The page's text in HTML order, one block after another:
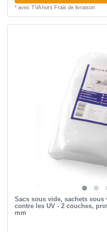
* avec TVAhors Frais de livraison
Sacs sous vide, sachets sous
contre les UV - 2 couches,
mm